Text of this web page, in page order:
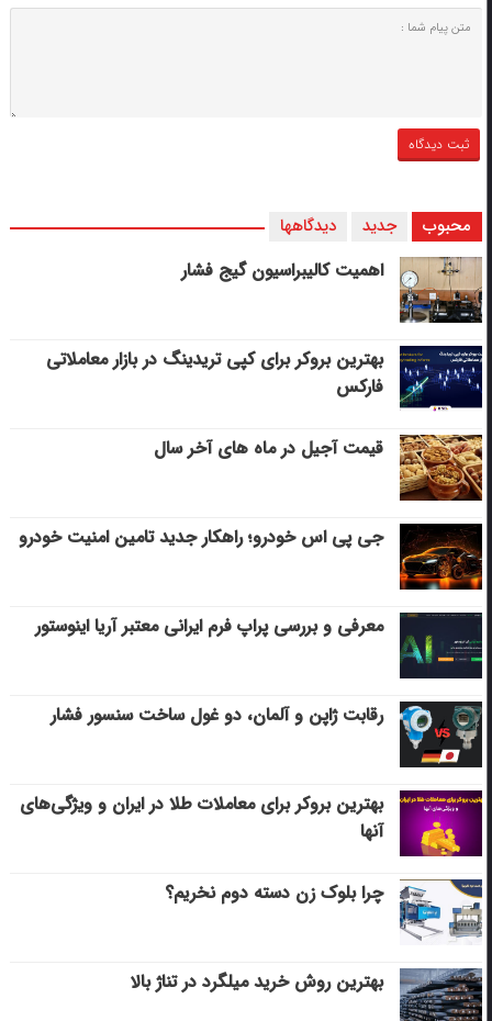
محبوب جدید دیدگاهها
اهمیت کالیبراسیون گیج فشار
بهترین بروکر برای کپی‌ تریدینگ در بازار معاملاتی
فارکس
قیمت آجیل در ماه های آخر سال
جی پی اس خودرو؛ راهکار جدید تامین امنیت خودرو
معرفی و بررسی پراپ فرم ایرانی معتبر آریا اینوستور
رقابت ژاپن و آلمان، دو غول ساخت سنسور فشار
بهترین بروکر برای معاملات طلا در ایران و ویژگی‌های
آنها
چرا بلوک زن دسته دوم نخریم؟
بهترین روش خرید میلگرد در تناژ بالا